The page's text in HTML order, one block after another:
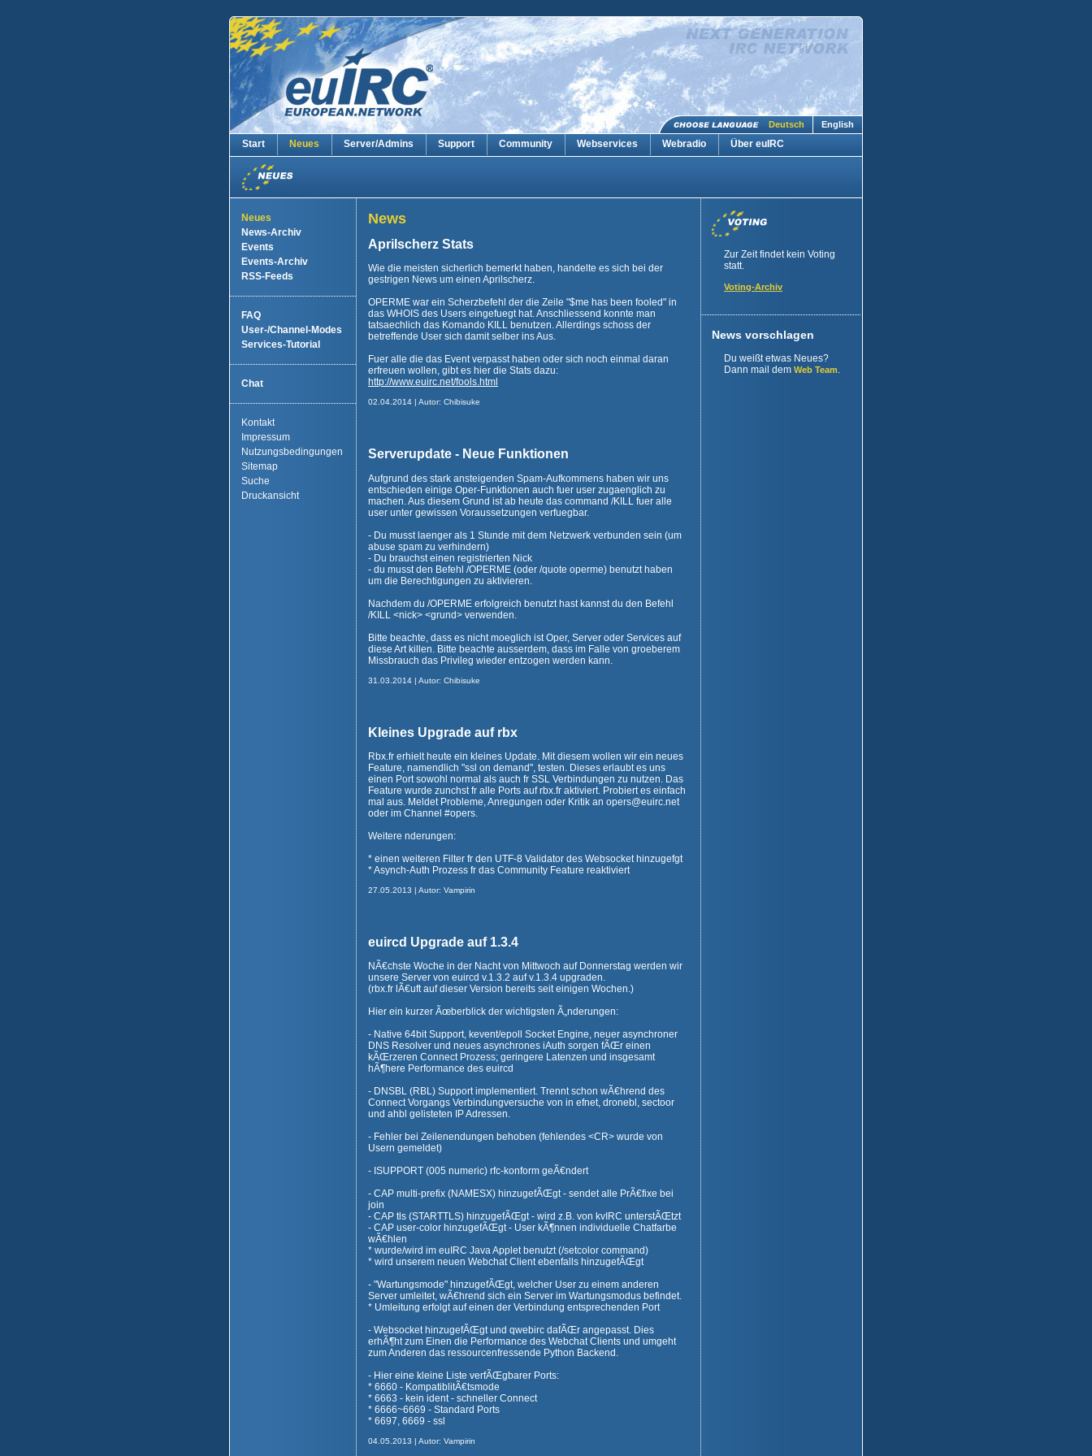
English
Deutsch
Start Neues Server/Admins Support Community Webservices Webradio Über euIRC
Neues
News-Archiv
Events
Events-Archiv
RSS-Feeds
FAQ
User-/Channel-Modes
Services-Tutorial
Chat
Kontakt
Impressum
Nutzungsbedingungen
Sitemap
Suche
Druckansicht
News
Aprilscherz Stats
Wie die meisten sicherlich bemerkt haben, handelte es sich bei der
gestrigen News um einen Aprilscherz.
OPERME war ein Scherzbefehl der die Zeile "$me has been fooled" in
das WHOIS des Users eingefuegt hat. Anschliessend konnte man
tatsaechlich das Komando KILL benutzen. Allerdings schoss der
betreffende User sich damit selber ins Aus.
Fuer alle die das Event verpasst haben oder sich noch einmal daran
erfreuen wollen, gibt es hier die Stats dazu:
http://www.euirc.net/fools.html
02.04.2014 | Autor: Chibisuke
Serverupdate - Neue Funktionen
Aufgrund des stark ansteigenden Spam-Aufkommens haben wir uns
entschieden einige Oper-Funktionen auch fuer user zugaenglich zu
machen. Aus diesem Grund ist ab heute das command /KILL fuer alle
user unter gewissen Voraussetzungen verfuegbar.
- Du musst laenger als 1 Stunde mit dem Netzwerk verbunden sein (um
abuse spam zu verhindern)
- Du brauchst einen registrierten Nick
- du musst den Befehl /OPERME (oder /quote operme) benutzt haben
um die Berechtigungen zu aktivieren.
Nachdem du /OPERME erfolgreich benutzt hast kannst du den Befehl
/KILL <nick> <grund> verwenden.
Bitte beachte, dass es nicht moeglich ist Oper, Server oder Services auf
diese Art killen. Bitte beachte ausserdem, dass im Falle von groeberem
Missbrauch das Privileg wieder entzogen werden kann.
31.03.2014 | Autor: Chibisuke
Kleines Upgrade auf rbx
Rbx.fr erhielt heute ein kleines Update. Mit diesem wollen wir ein neues
Feature, namendlich "ssl on demand", testen. Dieses erlaubt es uns
einen Port sowohl normal als auch fr SSL Verbindungen zu nutzen. Das
Feature wurde zunchst fr alle Ports auf rbx.fr aktiviert. Probiert es einfach
mal aus. Meldet Probleme, Anregungen oder Kritik an opers@euirc.net
oder im Channel #opers.
Weitere nderungen:
* einen weiteren Filter fr den UTF-8 Validator des Websocket hinzugefgt
* Asynch-Auth Prozess fr das Community Feature reaktiviert
27.05.2013 | Autor: Vampirin
euircd Upgrade auf 1.3.4
NÃ€chste Woche in der Nacht von Mittwoch auf Donnerstag werden wir
unsere Server von euircd v.1.3.2 auf v.1.3.4 upgraden.
(rbx.fr lÃ€uft auf dieser Version bereits seit einigen Wochen.)
Hier ein kurzer Ãœberblick der wichtigsten Ã„nderungen:
- Native 64bit Support, kevent/epoll Socket Engine, neuer asynchroner
DNS Resolver und neues asynchrones iAuth sorgen fÃŒr einen
kÃŒrzeren Connect Prozess; geringere Latenzen und insgesamt
hÃ¶here Performance des euircd
- DNSBL (RBL) Support implementiert. Trennt schon wÃ€hrend des
Connect Vorgangs Verbindungversuche von in efnet, dronebl, sectoor
und ahbl gelisteten IP Adressen.
- Fehler bei Zeilenendungen behoben (fehlendes <CR> wurde von
Usern gemeldet)
- ISUPPORT (005 numeric) rfc-konform geÃ€ndert
- CAP multi-prefix (NAMESX) hinzugefÃŒgt - sendet alle PrÃ€fixe bei
join
- CAP tls (STARTTLS) hinzugefÃŒgt - wird z.B. von kvIRC unterstÃŒtzt
- CAP user-color hinzugefÃŒgt - User kÃ¶nnen individuelle Chatfarbe
wÃ€hlen
* wurde/wird im euIRC Java Applet benutzt (/setcolor command)
* wird unserem neuen Webchat Client ebenfalls hinzugefÃŒgt
- "Wartungsmode" hinzugefÃŒgt, welcher User zu einem anderen
Server umleitet, wÃ€hrend sich ein Server im Wartungsmodus befindet.
* Umleitung erfolgt auf einen der Verbindung entsprechenden Port
- Websocket hinzugefÃŒgt und qwebirc dafÃŒr angepasst. Dies
erhÃ¶ht zum Einen die Performance des Webchat Clients und umgeht
zum Anderen das ressourcenfressende Python Backend.
- Hier eine kleine Liste verfÃŒgbarer Ports:
* 6660 - KompatiblitÃ€tsmode
* 6663 - kein ident - schneller Connect
* 6666~6669 - Standard Ports
* 6697, 6669 - ssl
04.05.2013 | Autor: Vampirin
Zur Zeit findet kein Voting
statt.
Voting-Archiv
News vorschlagen
Du weißt etwas Neues?
Dann mail dem Web Team.